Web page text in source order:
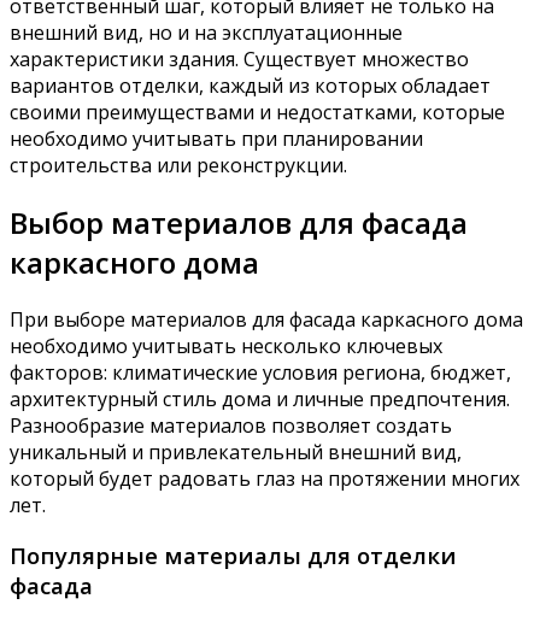
ответственный шаг, который влияет не только на
внешний вид, но и на эксплуатационные
характеристики здания. Существует множество
вариантов отделки, каждый из которых обладает
своими преимуществами и недостатками, которые
необходимо учитывать при планировании
строительства или реконструкции.
Выбор материалов для фасада
каркасного дома
При выборе материалов для фасада каркасного дома
необходимо учитывать несколько ключевых
факторов: климатические условия региона, бюджет,
архитектурный стиль дома и личные предпочтения.
Разнообразие материалов позволяет создать
уникальный и привлекательный внешний вид,
который будет радовать глаз на протяжении многих
лет.
Популярные материалы для отделки
фасада